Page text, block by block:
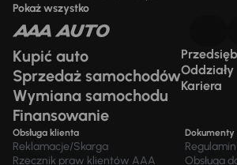
Pokaż wszystko
Kupić auto
Sprzedaż samochodów
Wymiana samochodu
Finansowanie
Oddziały
Kariera
Obsługa klienta
Reklamacje/Skarga
Rzecznik praw klientów AAA
Obsługa